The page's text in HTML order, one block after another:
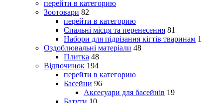
перейти в категорию
Зоотовари 82
перейти в категорию
Спальні місця та перенесення 81
Набори для підрізання кігтів тваринам 1
Оздоблювальні матеріали 48
Плитка 48
Відпочинок 194
перейти в категорию
Басейни 96
Аксесуари для басейнів 19
Батути 10